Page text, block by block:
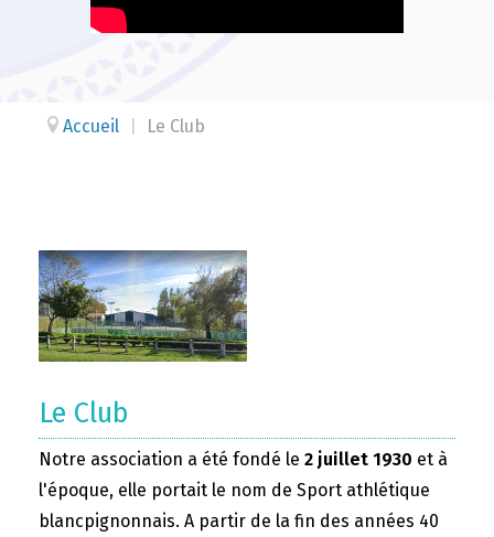
Accueil Le Club
Le Club
Notre association a été fondé le 2 juillet 1930 et à
l'époque, elle portait le nom de Sport athlétique
blancpignonnais. A partir de la fin des années 40